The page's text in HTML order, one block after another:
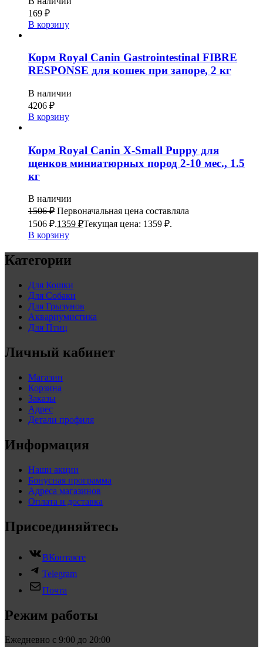
169 ₽
В корзину
Корм Royal Canin Gastrointestinal FIBRE
RESPONSE для кошек при запоре, 2 кг
В наличии
4206 ₽
В корзину
Корм Royal Canin X-Small Puppy для
щенков миниатюрных пород 2-10 мес., 1.5
кг
В наличии
1506₽ Первоначальная цена составляла
1506 ₽.1359 ₽Текущая цена: 1359 ₽.
В корзину
Категории
Для Кошки
Для Собаки
Для Грызунов
Аквариумистика
Для Птиц
Личный кабинет
Магазин
Корзина
Заказы
Адрес
Детали профиля
Информация
Наши акции
Бонусная программа
Адреса магазинов
Оплата и доставка
Присоединяйтесь
ВКонтакте
Telegram
Почта
Режим работы
Ежедневно с 9:00 до 20:00